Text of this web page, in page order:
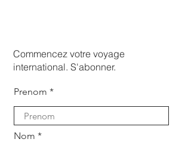
Commencez votre voyage
international. S'abonner.
Prenom
Nom